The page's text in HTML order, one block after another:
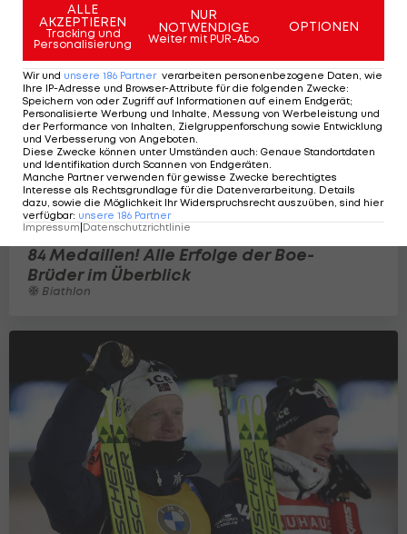
84 Medaillen! Alle Erfolge der Boe-
Brüder im Überblick
Biathlon
ALLE
AKZEPTIEREN
Tracking und
Personalisierung
NUR
NOTWENDIGE
Weiter mit PUR-Abo
OPTIONEN
Wir und unsere 186 Partner verarbeiten personenbezogene Daten, wie
Ihre IP-Adresse und Browser-Attribute für die folgenden Zwecke:
Speichern von oder Zugriff auf Informationen auf einem Endgerät;
Personalisierte Werbung und Inhalte, Messung von Werbeleistung und
der Performance von Inhalten, Zielgruppenforschung sowie Entwicklung
und Verbesserung von Angeboten.
Diese Zwecke können unter Umständen auch: Genaue Standortdaten
und Identifikation durch Scannen von Endgeräten.
Manche Partner verwenden für gewisse Zwecke berechtigtes
Interesse als Rechtsgrundlage für die Datenverarbeitung. Details
dazu, sowie die Möglichkeit Ihr Widerspruchsrecht auszuüben, sind hier
verfügbar: unsere 186 Partner
Impressum Datenschutzrichtlinie